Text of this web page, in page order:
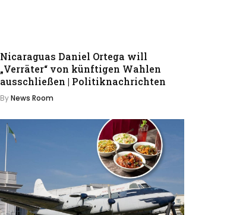
Nicaraguas Daniel Ortega will
„Verräter“ von künftigen Wahlen
ausschließen | Politiknachrichten
ByNews Room